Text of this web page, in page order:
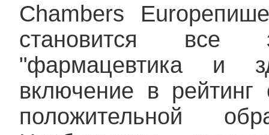
Chambers
становится все
"фармацевтика и
включение в рейтинг
положительной